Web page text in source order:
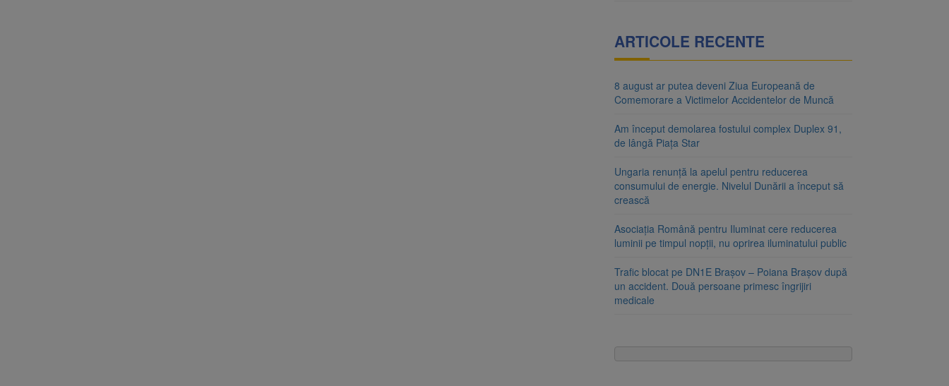
ARTICOLE RECENTE
8 august ar putea deveni Ziua Europeană de
Comemorare a Victimelor Accidentelor de Muncă
Am început demolarea fostului complex Duplex 91,
de lângă Piața Star
Ungaria renunță la apelul pentru reducerea
consumului de energie. Nivelul Dunării a început să
crească
Asociația Română pentru Iluminat cere reducerea
luminii pe timpul nopții, nu oprirea iluminatului public
Trafic blocat pe DN1E Brașov – Poiana Brașov după
un accident. Două persoane primesc îngrijiri
medicale